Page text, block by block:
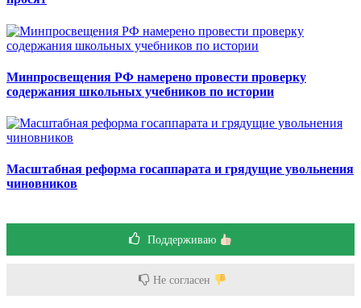
Минпросвещения РФ намерено провести проверку
содержания школьных учебников по истории
Масштабная реформа госаппарата и грядущие увольнения
чиновников
Поддерживаю
Не согласен